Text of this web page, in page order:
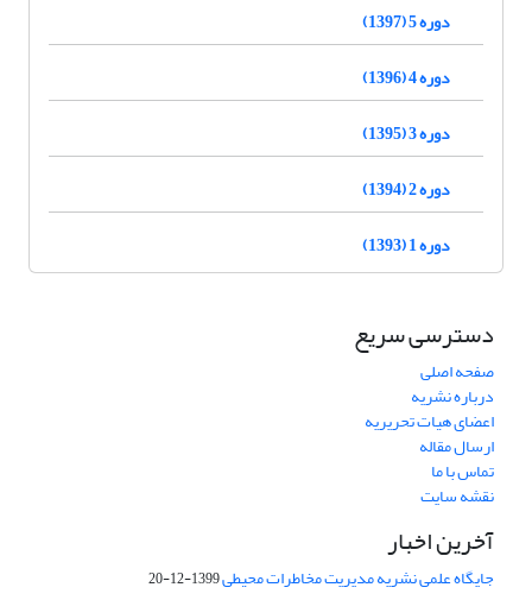
دوره 5 (1397)
دوره 4 (1396)
دوره 3 (1395)
دوره 2 (1394)
دوره 1 (1393)
دسترسی سریع
صفحه اصلی
درباره نشریه
اعضای هیات تحریریه
ارسال مقاله
تماس با ما
نقشه سایت
آخرین اخبار
جایگاه علمی نشریه مدیریت مخاطرات محیطی1399-12-20